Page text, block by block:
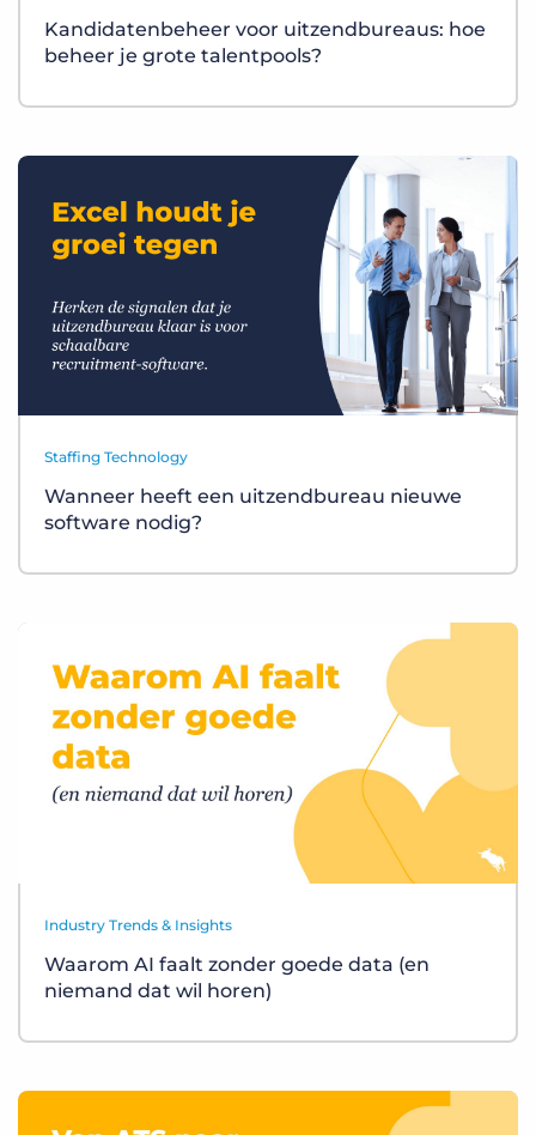
Kandidatenbeheer voor uitzendbureaus: hoe
beheer je grote talentpools?
Staffing Technology
Wanneer heeft een uitzendbureau nieuwe
software nodig?
Industry Trends & Insights
Waarom AI faalt zonder goede data (en
niemand dat wil horen)